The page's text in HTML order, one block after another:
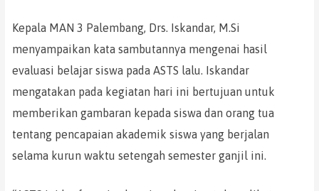
Kepala MAN 3 Palembang, Drs. Iskandar, M.Si
menyampaikan kata sambutannya mengenai hasil
evaluasi belajar siswa pada ASTS lalu. Iskandar
mengatakan pada kegiatan hari ini bertujuan untuk
memberikan gambaran kepada siswa dan orang tua
tentang pencapaian akademik siswa yang berjalan
selama kurun waktu setengah semester ganjil ini.